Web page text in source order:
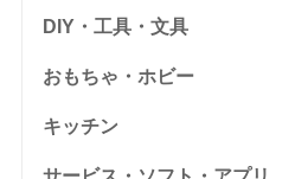
DIY・工具・文具
おもちゃ・ホビー
キッチン